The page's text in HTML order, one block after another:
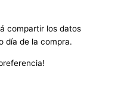
compartir los datos
día de la compra.